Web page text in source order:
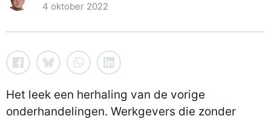
4 oktober 2022
Het leek een herhaling van de vorige
onderhandelingen. Werkgevers die zonder